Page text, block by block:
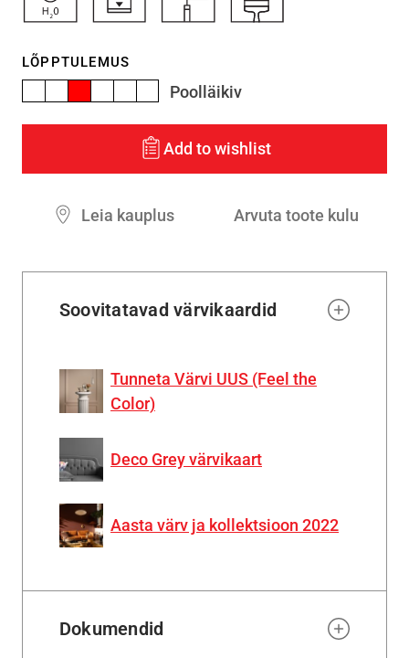
LÕPPTULEMUS
Poolläikiv
Add to wishlist
Leia kauplus Arvuta toote kulu
Soovitatavad värvikaardid
Tunneta Värvi UUS (Feel the
Color)
Deco Grey värvikaart
Aasta värv ja kollektsioon 2022
Dokumendid